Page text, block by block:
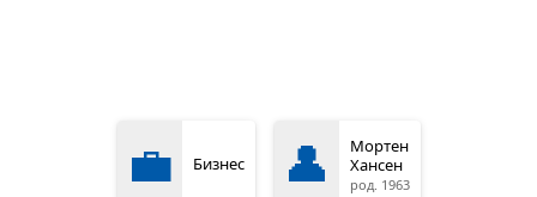
💼 Бизнес 👤
Мортен
Хансен
род. 1963